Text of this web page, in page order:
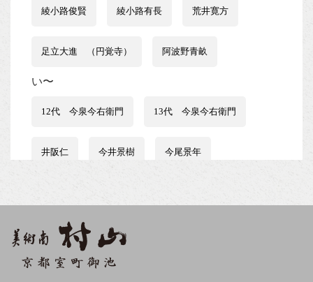
綾小路俊賢 綾小路有長 荒井寛方
足立大進 （円覚寺） 阿波野青畝
い〜
12代 今泉今右衛門 13代 今泉今右衛門
井阪仁 今井景樹 今尾景年
石田波郷 石黒宗麿